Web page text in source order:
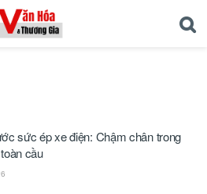
sức ép xe điện: Chậm chân trong
cầu